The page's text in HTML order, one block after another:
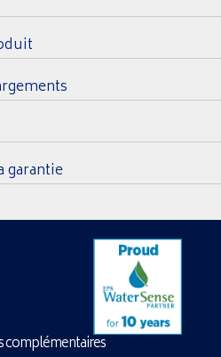
garantie
complémentaires